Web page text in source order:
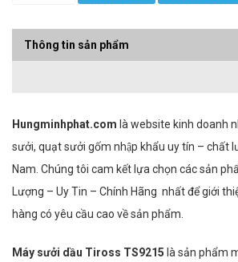
Thông tin sản phẩm
Hungminhphat.com là website kinh doanh
sưởi, quạt sưởi gốm nhập khẩu uy tín – chất
Nam. Chúng tôi cam kết lựa chọn các sản
Lượng – Uy Tin – Chính Hãng nhất để giới
hàng có yêu cầu cao về sản phẩm.
Máy sưởi dầu Tiross TS9215 là sản phẩm